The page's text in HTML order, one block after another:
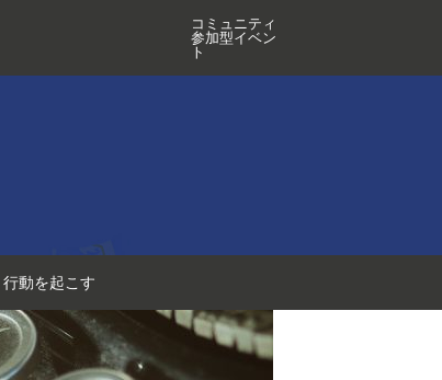
コミュニティ
参加型イベン
ト
行動を起こす